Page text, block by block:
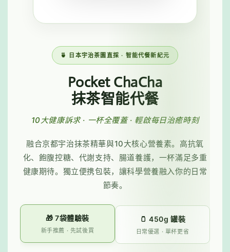
🍵 日本宇治茶園直採 · 智能代餐新紀元
Pocket ChaCha
抹茶智能代餐
10大健康訴求 · 一杯全覆蓋 · 輕啟每日治癒時刻
融合京都宇治抹茶精華與10大核心營養素。高抗氧
化、飽腹控糖、代謝支持、腸道養護，一杯滿足多重
健康期待。獨立便携包裝，讓科學營養融入你的日常
節奏。
🎁 7袋體驗裝
新手推薦 · 先試後買
🫙 450g 罐裝
日常優選 · 單杯更省